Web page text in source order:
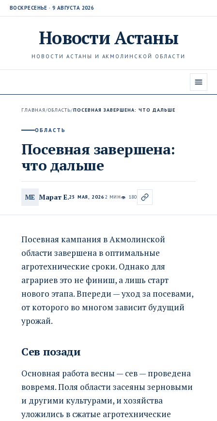
ВОСКРЕСЕНЬЕ · 9 АВГУСТА 2026
НовостиАстаны
НОВОСТИ АСТАНЫ И АКМОЛИНСКОЙ ОБЛАСТИ
ГЛАВНАЯ/ОБЛАСТЬ/ПОСЕВНАЯ ЗАВЕРШЕНА: ЧТО ДАЛЬШЕ
ОБЛАСТЬ
Посевная завершена:
что дальше
МЕ Марат Е.25 МАЯ, 2026 2 МИН👁 180
Посевная кампания в Акмолинской
области завершена в оптимальные
агротехнические сроки. Однако для
аграриев это не финиш, а лишь старт
нового этапа. Впереди — уход за посевами,
от которого во многом зависит будущий
урожай.
Сев позади
Основная работа весны — сев — проведена
вовремя. Поля области засеяны зерновыми
и другими культурами, и хозяйства
уложились в сжатые агротехнические